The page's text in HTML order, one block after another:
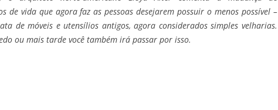
de vida que agora faz as pessoas desejarem possuir o menos possível –
de móveis e utensílios antigos, agora considerados simples velharias.
ou mais tarde você também irá passar por isso.